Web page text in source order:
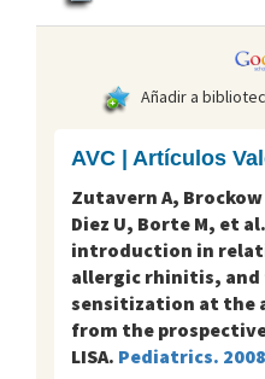
Añadir a
AVC | Artículos
Zutavern A,
Diez U, Borte M, et
introduction in
allergic rhinitis, and
sensitization at the
from the
LISA. Pediatrics.